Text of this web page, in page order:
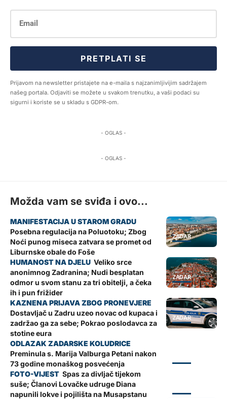
PRETPLATI SE
Prijavom na newsletter pristajete na e-maila s najzanimljivijim sadržajem
našeg portala. Odjaviti se možete u svakom trenutku, a vaši podaci su
sigurni i koriste se u skladu s GDPR-om.
- OGLAS -
- OGLAS -
Možda vam se sviđa i ovo...
ZADAR
Posebna regulacija na Poluotoku; Zbog
Noći punog miseca zatvara se promet od
Liburnske obale do Foše
ZADAR
Veliko srce
anonimnog Zadranina; Nudi besplatan
odmor u svom stanu za tri obitelji, a čeka
ih i pun frižider
ZADAR
Dostavljač u Zadru uzeo novac od kupaca i
zadržao ga za sebe; Pokrao poslodavca za
stotine eura
Preminula s. Marija Valburga Petani nakon
73 godine monaškog posvećenja
Spas za divljač tijekom
suše; Članovi Lovačke udruge Diana
napunili lokve i pojilišta na Musapstanu